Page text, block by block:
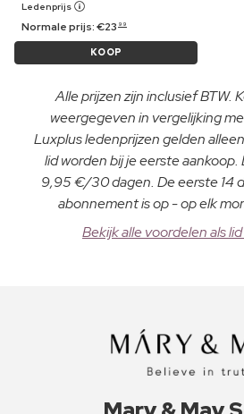
Ledenprijs
Normale prijs:€23 99
KOOP
Alle prijzen zijn inclusief BTW.
weergegeven in vergelijking
Luxplus ledenprijzen gelden
lid worden bij je eerste
9,95 €/30 dagen. De eerste 14
abonnement is op - op elk
Bekijk alle voordelen als